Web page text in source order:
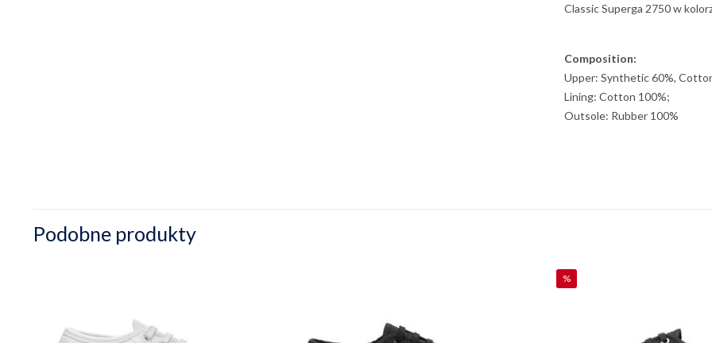
Classic Superga 2750 w
Composition:
Upper: Synthetic 60%,
Lining: Cotton 100%;
Outsole: Rubber 100%
Podobne produkty
%